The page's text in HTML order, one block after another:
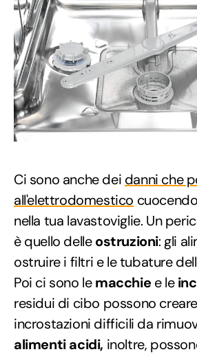
Ci sono anche dei danni che
all'elettrodomestico
nella tua lavastoviglie. Un
è quello delleostruzioni: gli
ostruire i filtri e le tubature
Poi ci sono lemacchiee le
residui di cibo possono
incrostazioni difficili da
alimenti acidi, inoltre,